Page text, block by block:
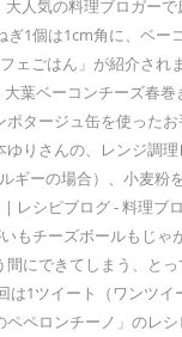
人気の料理ブロガー
1個は1cm角に、ベー
ごはん」が紹介され
葉ベーコンチーズ春
タージュ缶を使った
りさんの、レンジ調
ーの場合）、小麦粉
シピブログ - 料理ブ
もチーズボールもじ
にできてしまう、と
1ツイート（ワンツ
ペロンチーノ」のレ